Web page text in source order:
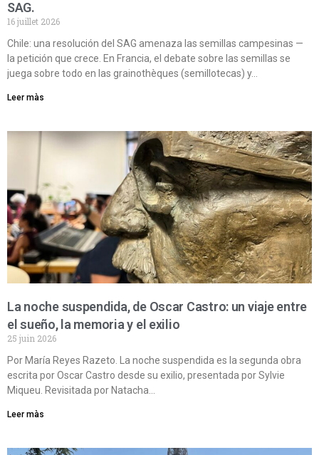
SAG.
16 juillet 2026
Chile: una resolución del SAG amenaza las semillas campesinas —
la petición que crece. En Francia, el debate sobre las semillas se
juega sobre todo en las grainothèques (semillotecas) y…
Leer màs
La noche suspendida, de Oscar Castro: un viaje entre
el sueño, la memoria y el exilio
25 juin 2026
Por María Reyes Razeto. La noche suspendida es la segunda obra
escrita por Oscar Castro desde su exilio, presentada por Sylvie
Miqueu. Revisitada por Natacha…
Leer màs